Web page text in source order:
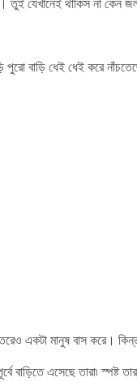
পুরো বাড়ি ধেই ধেই করে
একটা মানুষ বাস করে।
বাড়িতে এসেছে তারা৷ স্পষ্ট